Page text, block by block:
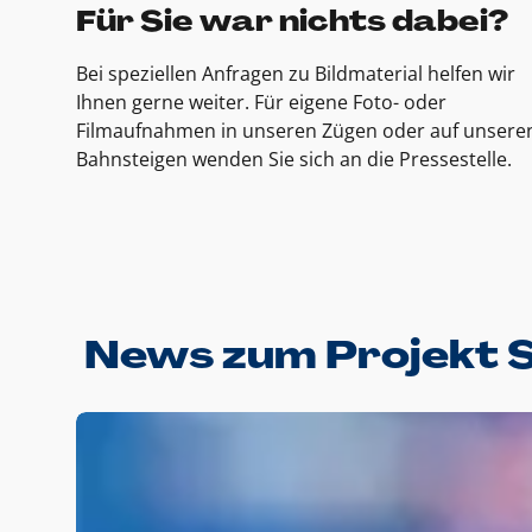
Für Sie war nichts dabei?
Bei speziellen Anfragen zu Bildmaterial helfen wir
Ihnen gerne weiter. Für eigene Foto- oder
Filmaufnahmen in unseren Zügen oder auf
Bahnsteigen wenden Sie sich an die Pressestelle.
News zum Projekt